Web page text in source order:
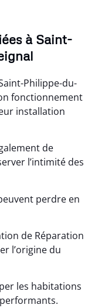
à Saint-
Philippe-du-
fonctionnement
installation
de
l’intimité des
perdre en
de Réparation
l’origine du
les habitations